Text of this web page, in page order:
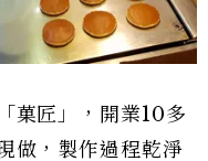
菓匠」，開業10多
做，製作過程乾淨